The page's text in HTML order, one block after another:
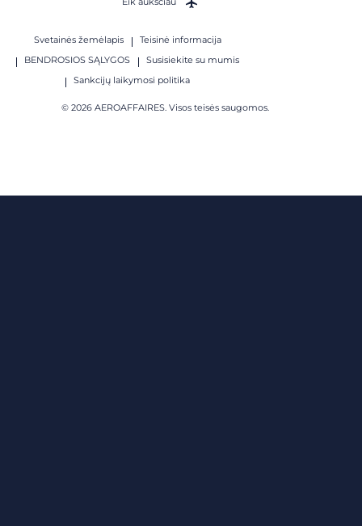
Svetainės žemėlapis
Teisinė informacija
BENDROSIOS SĄLYGOS
Susisiekite su mumis
Sankcijų laikymosi politika
© 2026 AEROAFFAIRES. Visos teisės saugomos.